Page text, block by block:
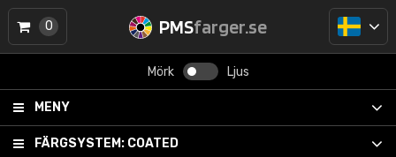
PMSfarger.se
Mörk Ljus
MENY
FÄRGSYSTEM: COATED
0